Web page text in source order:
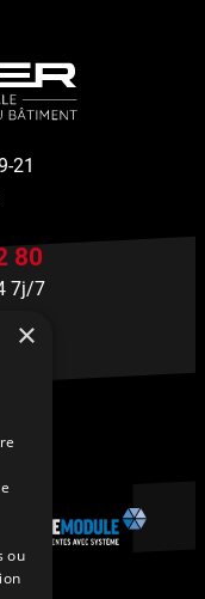
21
80
7j/7
×
ou